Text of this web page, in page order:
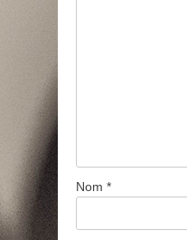
Nom *